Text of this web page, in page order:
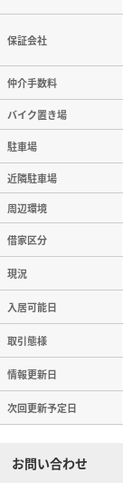
保証会社
仲介手数料
バイク置き場
駐車場
近隣駐車場
周辺環境
借家区分
現況
入居可能日
取引態様
情報更新日
次回更新予定日
お問い合わせ